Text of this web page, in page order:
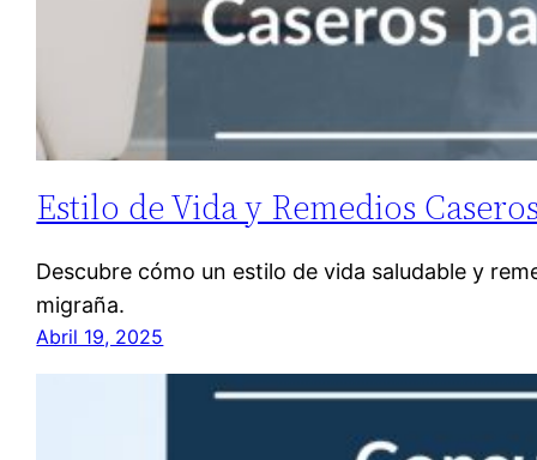
Estilo de Vida y Remedios
Descubre cómo un estilo de vida saludable y
migraña.
Abril 19, 2025